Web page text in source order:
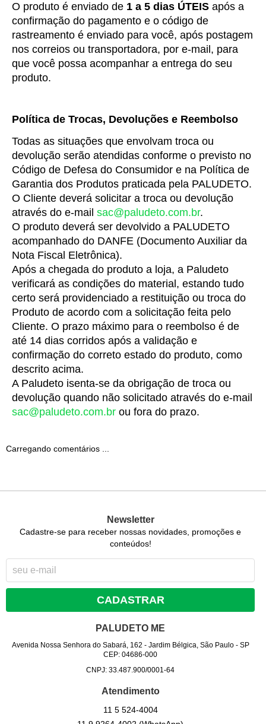
O produto é enviado de 1 a 5 dias ÚTEIS após a
confirmação do pagamento e o código de
rastreamento é enviado para você, após postagem
nos correios ou transportadora, por e-mail, para
que você possa acompanhar a entrega do seu
produto.
Política de Trocas, Devoluções e Reembolso
Todas as situações que envolvam troca ou
devolução serão atendidas conforme o previsto no
Código de Defesa do Consumidor e na Política de
Garantia dos Produtos praticada pela PALUDETO.
O Cliente deverá solicitar a troca ou devolução
através do e-mail sac@paludeto.com.br.
O produto deverá ser devolvido a PALUDETO
acompanhado do DANFE (Documento Auxiliar da
Nota Fiscal Eletrônica).
Após a chegada do produto a loja, a Paludeto
verificará as condições do material, estando tudo
certo será providenciado a restituição ou troca do
Produto de acordo com a solicitação feita pelo
Cliente. O prazo máximo para o reembolso é de
até 14 dias corridos após a validação e
confirmação do correto estado do produto, como
descrito acima.
A Paludeto isenta-se da obrigação de troca ou
sac@paludeto.com.br ou fora do prazo.
Carregando comentários ...
Newsletter
Cadastre-se para receber nossas novidades, promoções e
conteúdos!
CADASTRAR
PALUDETO ME
Avenida Nossa Senhora do Sabará, 162 - Jardim Bélgica, São Paulo- SP
CEP: 04686-000
CNPJ: 33.487.900/0001-64
Atendimento
11 5524-4004